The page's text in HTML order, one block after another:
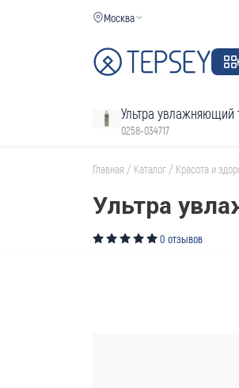
Москва
Ультра увлажняющий
0258-034717
Главная / Каталог / Красота и
Ультра
0 отзывов